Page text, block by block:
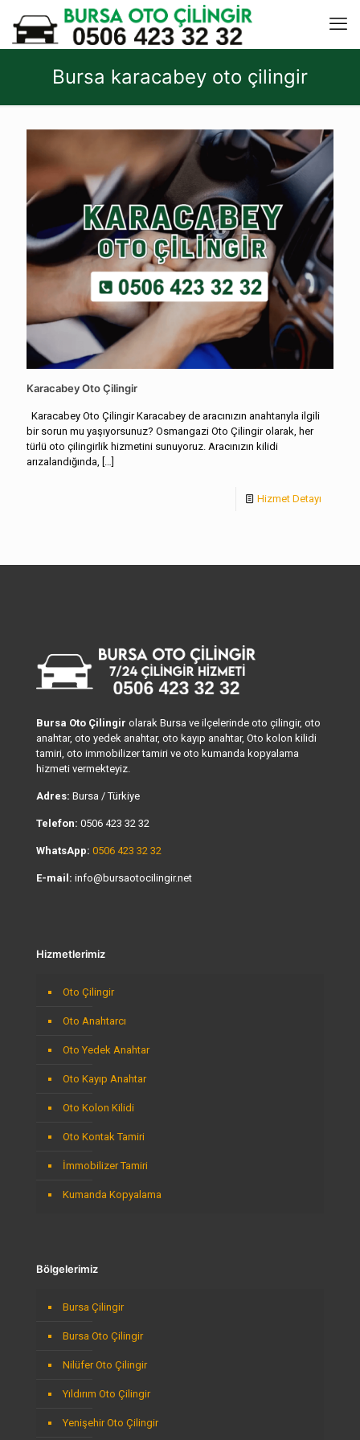
Bursa karacabey oto çilingir
Karacabey Oto Çilingir
Karacabey Oto Çilingir Karacabey de aracınızın anahtarıyla ilgili
bir sorun mu yaşıyorsunuz? Osmangazi Oto Çilingir olarak, her
türlü oto çilingirlik hizmetini sunuyoruz. Aracınızın kilidi
arızalandığında, […]
Hizmet Detayı
Bursa Oto Çilingir olarak Bursa ve ilçelerinde oto çilingir, oto
anahtar, oto yedek anahtar, oto kayıp anahtar, Oto kolon kilidi
tamiri, oto immobilizer tamiri ve oto kumanda kopyalama
hizmeti vermekteyiz.
Adres: Bursa / Türkiye
Telefon: 0506 423 32 32
WhatsApp: 0506 423 32 32
E-mail: info@bursaotocilingir.net
Hizmetlerimiz
Oto Çilingir
Oto Anahtarcı
Oto Yedek Anahtar
Oto Kayıp Anahtar
Oto Kolon Kilidi
Oto Kontak Tamiri
İmmobilizer Tamiri
Kumanda Kopyalama
Bölgelerimiz
Bursa Çilingir
Bursa Oto Çilingir
Nilüfer Oto Çilingir
Yıldırım Oto Çilingir
Yenişehir Oto Çilingir